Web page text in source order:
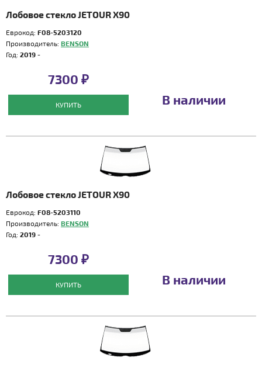
Лобовое стекло JETOUR X90
Еврокод: F08-5203120
Производитель: BENSON
Год: 2019 -
7300 ₽
КУПИТЬ В наличии
Лобовое стекло JETOUR X90
Еврокод: F08-5203110
Производитель: BENSON
Год: 2019 -
7300 ₽
КУПИТЬ В наличии